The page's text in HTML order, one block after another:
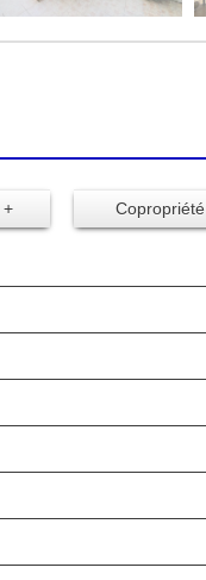
+ Copropriété